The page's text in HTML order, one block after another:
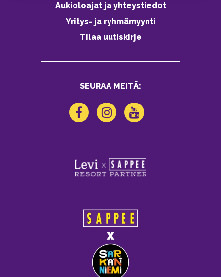
Aukioloajat ja yhteystiedot
Yritys- ja ryhmämyynti
Tilaa uutiskirje
SEURAA MEITÄ: